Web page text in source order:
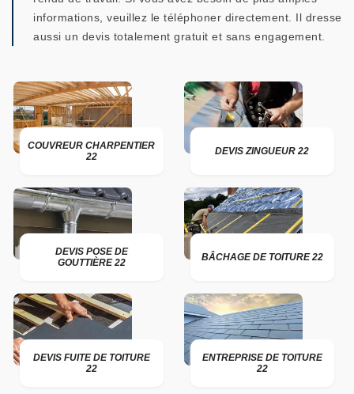
informations, veuillez le téléphoner directement. Il dresse
aussi un devis totalement gratuit et sans engagement.
COUVREUR CHARPENTIER
22
DEVIS ZINGUEUR 22
DEVIS POSE DE
GOUTTIÈRE 22
BÂCHAGE DE TOITURE 22
DEVIS FUITE DE TOITURE
22
ENTREPRISE DE TOITURE
22